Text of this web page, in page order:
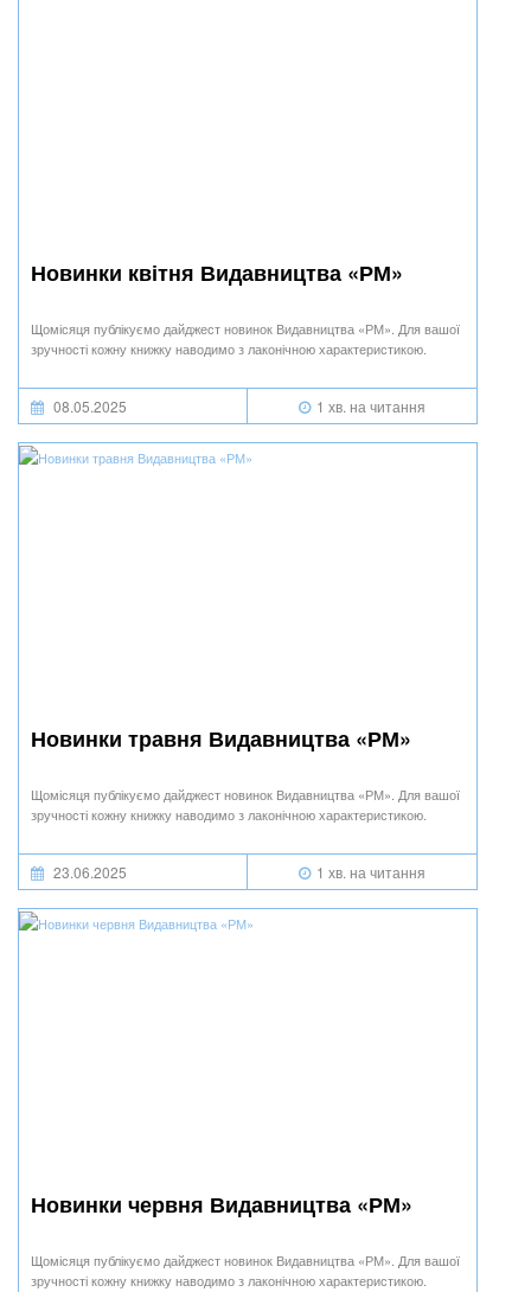
Новинки квітня Видавництва «РМ»
Щомісяця публікуємо дайджест новинок Видавництва «РМ». Для вашої
зручності кожну книжку наводимо з лаконічною характеристикою.
08.05.2025 1 хв. на читання
Новинки травня Видавництва «РМ»
Щомісяця публікуємо дайджест новинок Видавництва «РМ». Для вашої
зручності кожну книжку наводимо з лаконічною характеристикою.
23.06.2025 1 хв. на читання
Новинки червня Видавництва «РМ»
Щомісяця публікуємо дайджест новинок Видавництва «РМ». Для вашої
зручності кожну книжку наводимо з лаконічною характеристикою.